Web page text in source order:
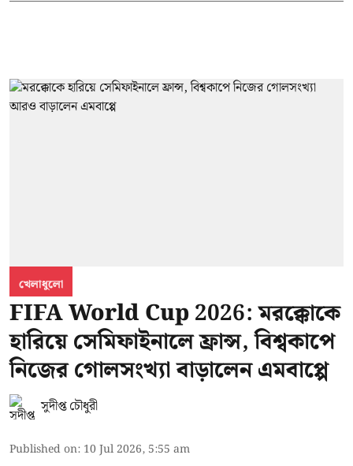
খেলাধুলো
FIFA World Cup 2026: মরক্কোকে
হারিয়ে সেমিফাইনালে ফ্রান্স, বিশ্বকাপে
নিজের গোলসংখ্যা বাড়ালেন এমবাপ্পে
সুদীপ্ত চৌধুরী
Published on: 10 Jul 2026, 5:55 am